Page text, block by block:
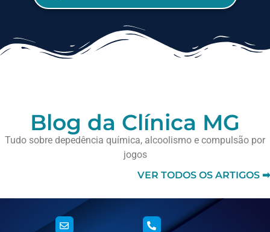
Blog da Clínica MG
Tudo sobre depedência química, alcoolismo e compulsão por
jogos
VER TODOS OS ARTIGOS ➡